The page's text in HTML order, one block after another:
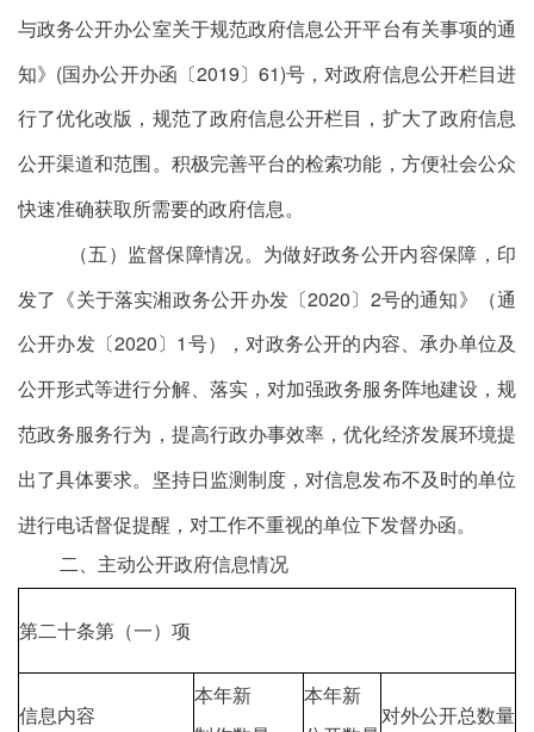
与政务公开办公室关于规范政府信息公开平台有关事项的通
知》 (国办公开办函〔2019〕61)号，对政府信息公开栏目进
行了优化改版，规范了政府信息公开栏目，扩大了政府信息
公开渠道和范围。积极完善平台的检索功能，方便社会公众
快速准确获取所需要的政府信息。
（五）监督保障情况。 为做好政务公开内容保障，印
发了 《关于落实湘政务公开办发〔2020〕 2号的通知》（通
公开办发〔2020〕 1号），对政务公开的内容、承办单位及
公开形式等进行分解、落实，对加强政务服务阵地建设，规
范政务服务行为，提高行政办事效率，优化经济发展环境提
出了具体要求。 坚持日监测制度，对信息发布不及时的单位
进行电话督促提醒，对工作不重视的单位下发督办函。
二、主动公开政府信息情况
第二十条第（一）项
信息内容
本年新
本年新
对外公开总数量